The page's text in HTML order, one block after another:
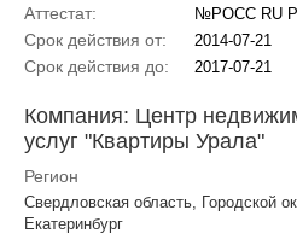
Аттестат: №РОСС RU
Срок действия от: 2014-07-21
Срок действия до: 2017-07-21
Компания: Центр
услуг "Квартиры Урала"
Регион
Свердловская область, Городской
Екатеринбург